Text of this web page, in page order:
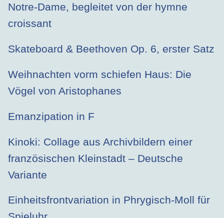
Notre-Dame, begleitet von der hymne
croissant
Skateboard & Beethoven Op. 6, erster Satz
Weihnachten vorm schiefen Haus: Die
Vögel von Aristophanes
Emanzipation in F
Kinoki: Collage aus Archivbildern einer
französischen Kleinstadt – Deutsche
Variante
Einheitsfrontvariation in Phrygisch-Moll für